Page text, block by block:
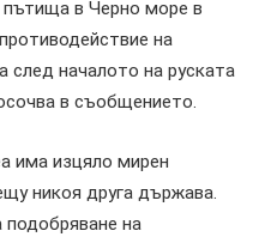
в Черно море в
на
след началото на руската
в съобщението.
има изцяло мирен
никоя друга държава.
подобряване на